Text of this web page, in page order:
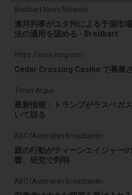
Breitbart News Network
連邦判事がユタ州による予測市
法の適用を認める - Breitbart
Https://www.kcrg.com
Cedar Crossing Casino で募集
Times Argus
最新情報：トランプがラスベガ
いて語る
親の行動がティーンエイジャー
響、研究で判明